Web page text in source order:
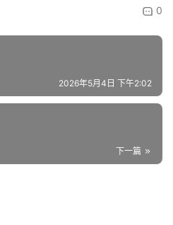
0
2026年5月4日 下午2:02
下一篇